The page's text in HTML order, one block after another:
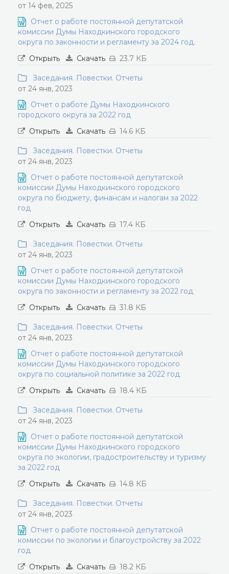
от 14 фев, 2025
Отчет о работе постоянной депутатской
комиссии Думы Находкинского городского
округа по законности и регламенту за 2024 год.
Открыть
Скачать 23.7 КБ
Заседания. Повестки. Отчеты
от 24 янв, 2023
Отчет о работе Думы Находкинского
городского округа за 2022 год
Открыть
Скачать 14.6 КБ
Заседания. Повестки. Отчеты
от 24 янв, 2023
Отчет о работе постоянной депутатской
комиссии Думы Находкинского городского
округа по бюджету, финансам и налогам за 2022
год
Открыть
Скачать 17.4 КБ
Заседания. Повестки. Отчеты
от 24 янв, 2023
Отчет о работе постоянной депутатской
комиссии Думы Находкинского городского
округа по законности и регламенту за 2022 год
Открыть
Скачать 31.8 КБ
Заседания. Повестки. Отчеты
от 24 янв, 2023
Отчет о работе постоянной депутатской
комиссии Думы Находкинского городского
округа по социальной политике за 2022 год
Открыть
Скачать 18.4 КБ
Заседания. Повестки. Отчеты
от 24 янв, 2023
Отчет о работе постоянной депутатской
комиссии Думы Находкинского городского
округа по экологии, градостроительству и туризму
за 2022 год
Открыть
Скачать 14.8 КБ
Заседания. Повестки. Отчеты
от 24 янв, 2023
Отчет о работе постоянной депутатской
комиссии по экологии и благоустройству за 2022
год
Открыть
Скачать 18.2 КБ